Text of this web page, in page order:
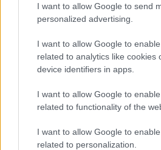
I want to allow Google to send
personalized advertising.
I want to allow Google to
related to analytics like cookies
device identifiers in apps.
I want to allow Google to
related to functionality of the
I want to allow Google to
related to personalization.
Allergia al veleno di imenotteri:
Camilla Fiore · 7 Ago 2026